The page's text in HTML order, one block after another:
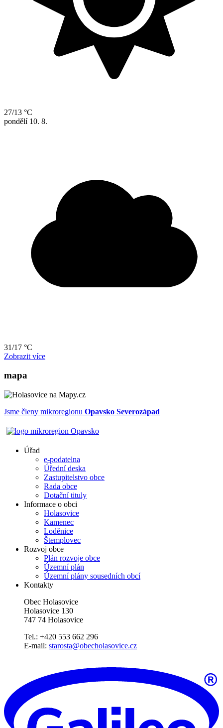
27/13 °C
pondělí 10. 8.
31/17 °C
Zobrazit více
mapa
Jsme členy mikroregionu Opavsko Severozápad
Úřad
e-podatelna
Úřední deska
Zastupitelstvo obce
Rada obce
Dotační tituly
Informace o obci
Holasovice
Kamenec
Loděnice
Štemplovec
Rozvoj obce
Plán rozvoje obce
Územní plán
Územní plány sousedních obcí
Kontakty
Obec Holasovice
Holasovice 130
747 74 Holasovice
Tel.: +420 553 662 296
E-mail: starosta@obecholasovice.cz